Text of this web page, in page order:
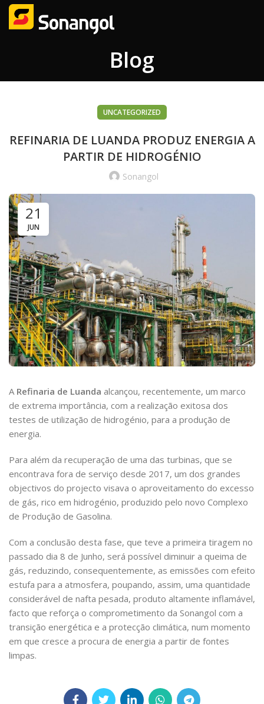
Blog
UNCATEGORIZED
REFINARIA DE LUANDA PRODUZ ENERGIA A
PARTIR DE HIDROGÉNIO
Sonangol
21
JUN
A Refinaria de Luanda alcançou, recentemente, um marco
de extrema importância, com a realização exitosa dos
testes de utilização de hidrogénio, para a produção de
energia.
Para além da recuperação de uma das turbinas, que se
encontrava fora de serviço desde 2017, um dos grandes
objectivos do projecto visava o aproveitamento do excesso
de gás, rico em hidrogénio, produzido pelo novo Complexo
de Produção de Gasolina.
Com a conclusão desta fase, que teve a primeira tiragem no
passado dia 8 de Junho, será possível diminuir a queima de
gás, reduzindo, consequentemente, as emissões com efeito
estufa para a atmosfera, poupando, assim, uma quantidade
considerável de nafta pesada, produto altamente inflamável,
facto que reforça o comprometimento da Sonangol com a
transição energética e a protecção climática, num momento
em que cresce a procura de energia a partir de fontes
limpas.